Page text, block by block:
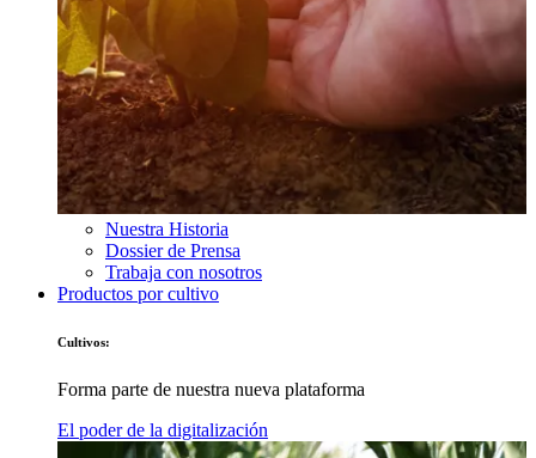
Nuestra Historia
Dossier de Prensa
Trabaja con nosotros
Productos por cultivo
Cultivos:
Forma parte de nuestra nueva plataforma
El poder de la digitalización